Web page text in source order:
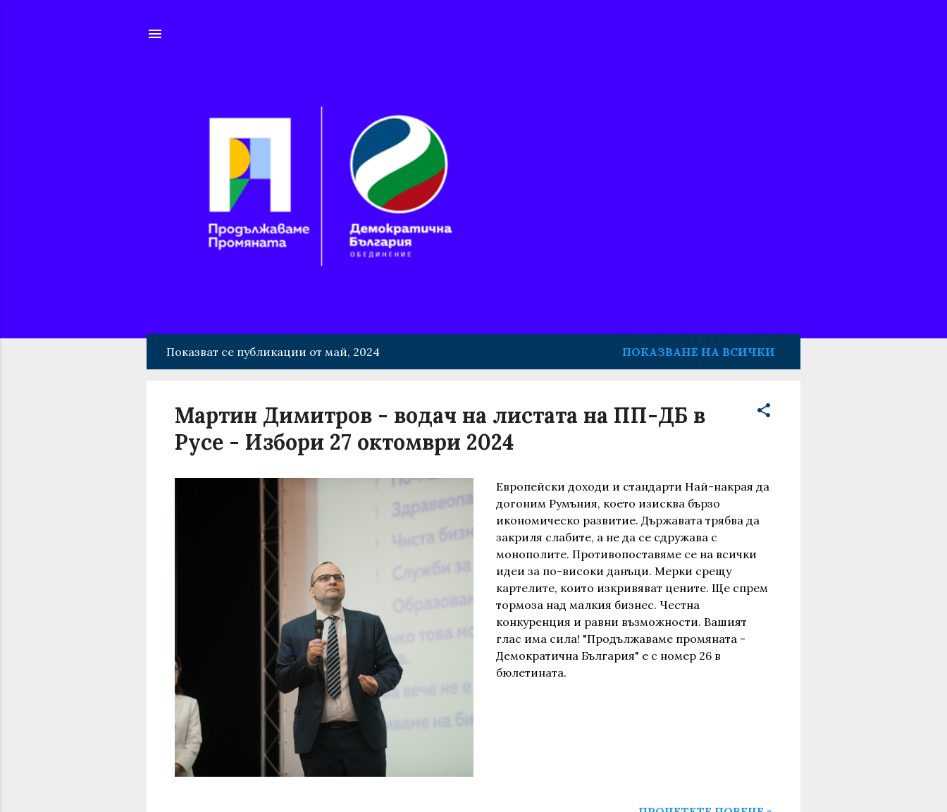
Показват се публикации от май, 2024 ПОКАЗВАНЕ НА ВСИЧКИ
Мартин Димитров - водач на листата на ПП-ДБ в
Русе - Избори 27 октомври 2024
Европейски доходи и стандарти Най-накрая да
догоним Румъния, което изисква бързо
икономическо развитие. Държавата трябва да
закриля слабите, а не да се сдружава с
монополите. Противопоставяме се на всички
идеи за по-високи данъци. Мерки срещу
картелите, които изкривяват цените. Ще спрем
тормоза над малкия бизнес. Честна
конкуренция и равни възможности. Вашият
глас има сила! "Продължаваме промяната -
Демократична България" е с номер 26 в
бюлетината.